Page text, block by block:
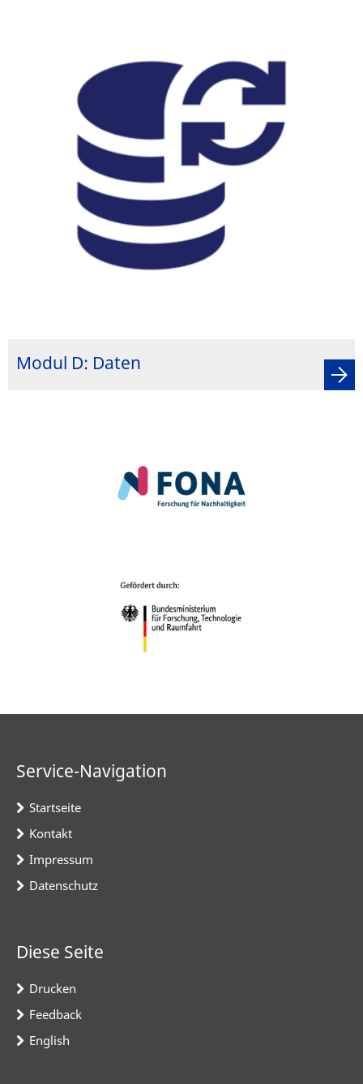
Modul D: Daten
Service-Navigation
Startseite
Kontakt
Impressum
Datenschutz
Diese Seite
Drucken
Feedback
English